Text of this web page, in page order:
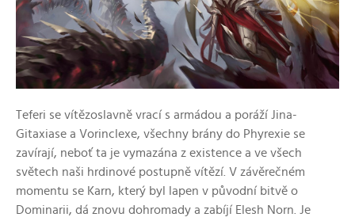
Teferi se vítězoslavně vrací s armádou a poráží Jina-
Gitaxiase a Vorinclexe, všechny brány do Phyrexie se
zavírají, neboť ta je vymazána z existence a ve všech
světech naši hrdinové postupně vítězí. V závěrečném
momentu se Karn, který byl lapen v původní bitvě o
Dominarii, dá znovu dohromady a zabíjí Elesh Norn. Je